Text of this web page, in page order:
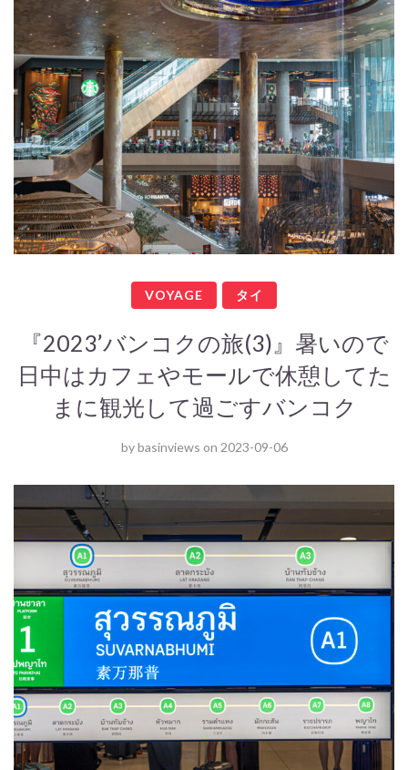
VOYAGE タイ
『2023’バンコクの旅(3)』暑いので
日中はカフェやモールで休憩してた
まに観光して過ごすバンコク
bybasinviews on 2023-09-06